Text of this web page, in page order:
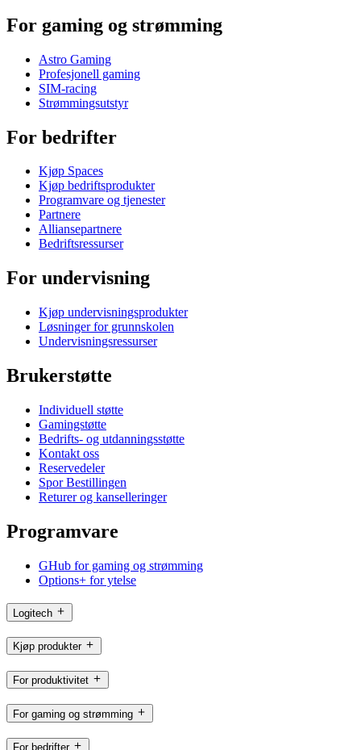
For gaming og strømming
Astro Gaming
Profesjonell gaming
SIM-racing
Strømmingsutstyr
For bedrifter
Kjøp Spaces
Kjøp bedriftsprodukter
Programvare og tjenester
Partnere
Alliansepartnere
Bedriftsressurser
For undervisning
Kjøp undervisningsprodukter
Løsninger for grunnskolen
Undervisningsressurser
Brukerstøtte
Individuell støtte
Gamingstøtte
Bedrifts- og utdanningsstøtte
Kontakt oss
Reservedeler
Spor Bestillingen
Returer og kanselleringer
Programvare
GHub for gaming og strømming
Options+ for ytelse
Logitech
Kjøp produkter
For produktivitet
For gaming og strømming
For bedrifter